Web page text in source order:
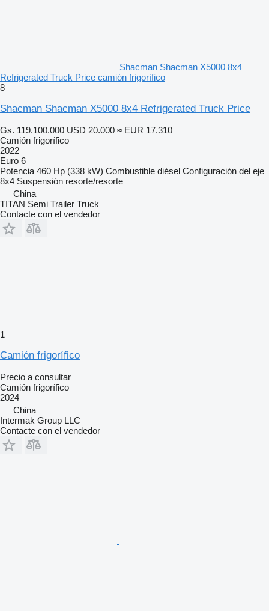
Shacman Shacman X5000 8x4
Refrigerated Truck Price camión frigorífico
8
Shacman Shacman X5000 8x4 Refrigerated Truck Price
Gs. 119.100.000 USD 20.000 ≈ EUR 17.310
Camión frigorífico
2022
Euro 6
Potencia 460 Hp (338 kW) Combustible diésel Configuración del eje
8x4 Suspensión resorte/resorte
China
TITAN Semi Trailer Truck
Contacte con el vendedor
1
Camión frigorífico
Precio a consultar
Camión frigorífico
2024
China
Intermak Group LLC
Contacte con el vendedor